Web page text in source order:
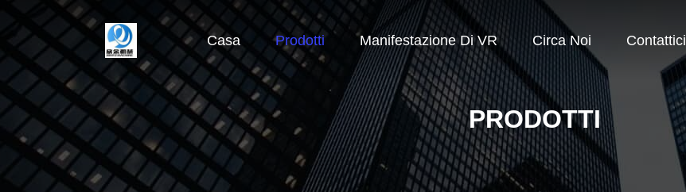
Casa Prodotti Manifestazione Di VR Circa Noi Contattici
PRODOTTI